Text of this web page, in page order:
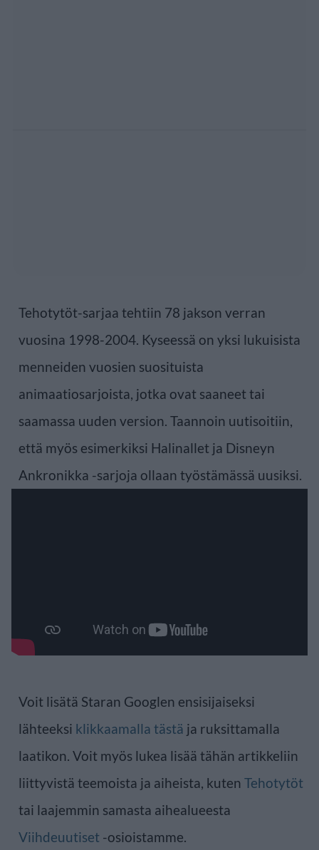
Tehotytöt-sarjaa tehtiin 78 jakson verran
vuosina 1998-2004. Kyseessä on yksi lukuisista
menneiden vuosien suosituista
animaatiosarjoista, jotka ovat saaneet tai
saamassa uuden version. Taannoin uutisoitiin,
että myös esimerkiksi Halinallet ja Disneyn
Ankronikka -sarjoja ollaan työstämässä uusiksi.
Voit lisätä Staran Googlen ensisijaiseksi
lähteeksi klikkaamalla tästä ja ruksittamalla
laatikon. Voit myös lukea lisää tähän artikkeliin
liittyvistä teemoista ja aiheista, kuten Tehotytöt
tai laajemmin samasta aihealueesta
Viihdeuutiset -osioistamme.